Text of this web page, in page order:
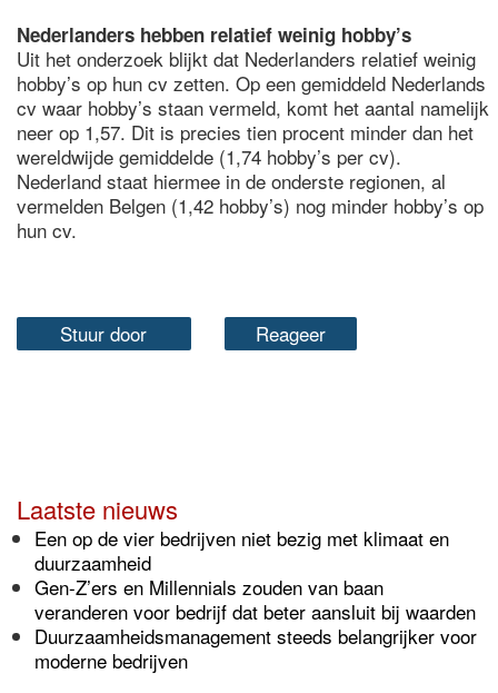
Nederlanders hebben relatief weinig hobby’s
Uit het onderzoek blijkt dat Nederlanders relatief weinig
hobby’s op hun cv zetten. Op een gemiddeld Nederlands
cv waar hobby’s staan vermeld, komt het aantal namelijk
neer op 1,57. Dit is precies tien procent minder dan het
wereldwijde gemiddelde (1,74 hobby’s per cv).
Nederland staat hiermee in de onderste regionen, al
vermelden Belgen (1,42 hobby’s) nog minder hobby’s op
hun cv.
Stuur door Reageer
Laatste nieuws
Een op de vier bedrijven niet bezig met klimaat en
duurzaamheid
Gen-Z’ers en Millennials zouden van baan
veranderen voor bedrijf dat beter aansluit bij waarden
Duurzaamheidsmanagement steeds belangrijker voor
moderne bedrijven